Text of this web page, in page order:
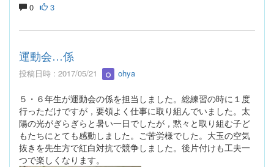
0 3
運動会…係
投稿日時 : 2017/05/21 ohya
５・６年生が運動会の係を担当しました。総練習の時に１度
行っただけですが，要領よく仕事に取り組んでいました。太
陽の光がぎらぎらと暑い一日でしたが，黙々と取り組む子ど
もたちにとても感動しました。ご苦労様でした。大玉の空気
抜きを先生方で紅白対抗で競争しました。後片付けも工夫一
つで楽しくなります。